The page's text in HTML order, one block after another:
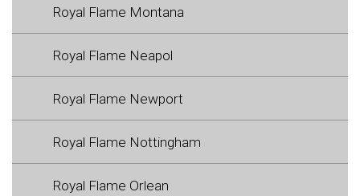
Royal Flame Montana
Royal Flame Neapol
Royal Flame Newport
Royal Flame Nottingham
Royal Flame Orlean